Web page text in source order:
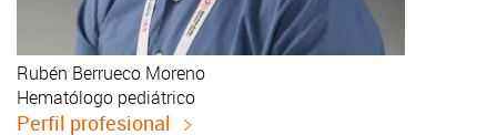
Rubén Berrueco Moreno
Hematólogo pediátrico
Perfil profesional